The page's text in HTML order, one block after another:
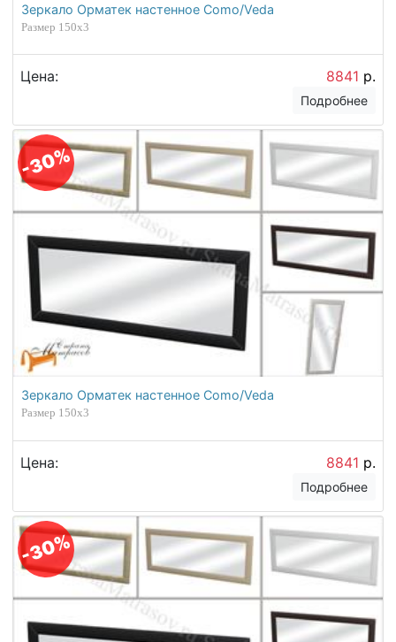
Зеркало Орматек настенное Como/Veda
Размер 150х3
Цена: 8841 р.
Подробнее
-30%
Зеркало Орматек настенное Como/Veda
Размер 150х3
Цена: 8841 р.
Подробнее
-30%